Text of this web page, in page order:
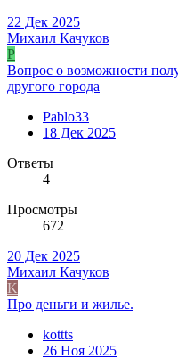
22 Дек 2025
Михаил Качуков
P
Вопрос о возможности
другого города
Pablo33
18 Дек 2025
Ответы
4
Просмотры
672
20 Дек 2025
Михаил Качуков
K
Про деньги и жилье.
kottts
26 Ноя 2025